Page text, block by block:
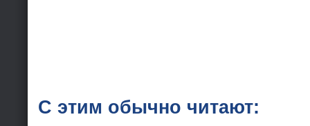
С этим обычно читают: